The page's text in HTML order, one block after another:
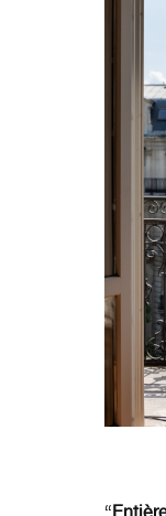
“